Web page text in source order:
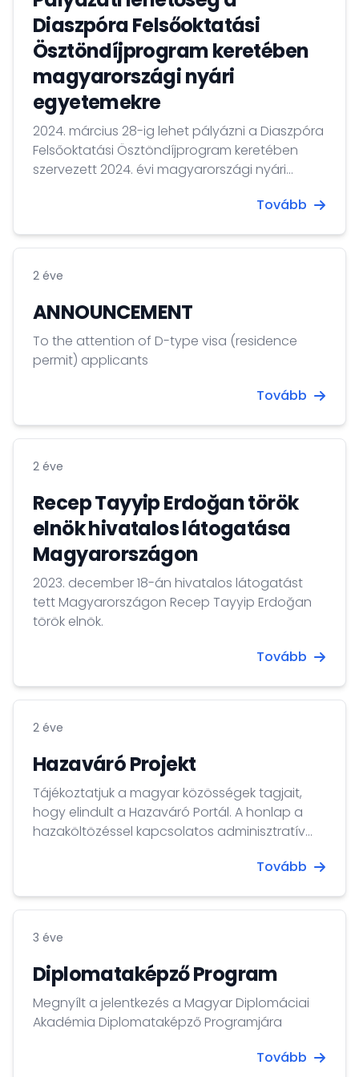
Diaszpóra Felsőoktatási
Ösztöndíjprogram keretében
magyarországi nyári
egyetemekre
2024. március 28-ig lehet pályázni a Diaszpóra
Felsőoktatási Ösztöndíjprogram keretében
szervezett 2024. évi magyarországi nyári
Tovább
2 éve
ANNOUNCEMENT
To the attention of D-type visa (residence
permit) applicants
Tovább
2 éve
Recep Tayyip Erdoğan török
elnök hivatalos látogatása
Magyarországon
2023. december 18-án hivatalos látogatást
tett Magyarországon Recep Tayyip Erdoğan
török elnök.
Tovább
2 éve
Hazaváró Projekt
Tájékoztatjuk a magyar közösségek tagjait,
hogy elindult a Hazaváró Portál. A honlap a
hazaköltözéssel kapcsolatos adminisztratív
listát állíthatnak össze a teendőkről.
Tovább
3 éve
Diplomataképző Program
Megnyílt a jelentkezés a Magyar Diplomáciai
Akadémia Diplomataképző Programjára
Tovább